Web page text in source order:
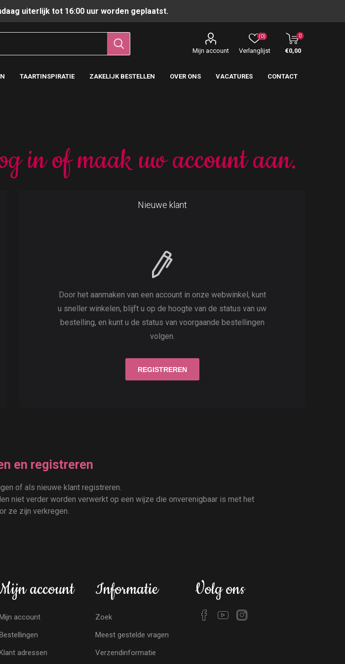
uiterlijk tot 16:00 uur worden geplaatst.
Mijn account Verlanglijst
(0) 0
€0,00
TAARTINSPIRATIE ZAKELIJK BESTELLEN OVER ONS VACATURES CONTACT
in of maak uw account aan.
Nieuwe klant
Door het aanmaken van een account in onze webwinkel, kunt
u sneller winkelen, blijft u op de hoogte van de status van uw
bestelling, en kunt u de status van voorgaande bestellingen
volgen.
en registreren
of als nieuwe klant registreren.
niet verder worden verwerkt op een wijze die onverenigbaar is met het
ze zijn verkregen.
account
account
adressen
Informatie
Zoek
Meest gestelde vragen
Verzendinformatie
Volg ons